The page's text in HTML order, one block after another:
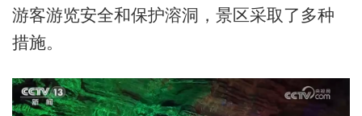
游客游览安全和保护溶洞，景区采取了多种
措施。